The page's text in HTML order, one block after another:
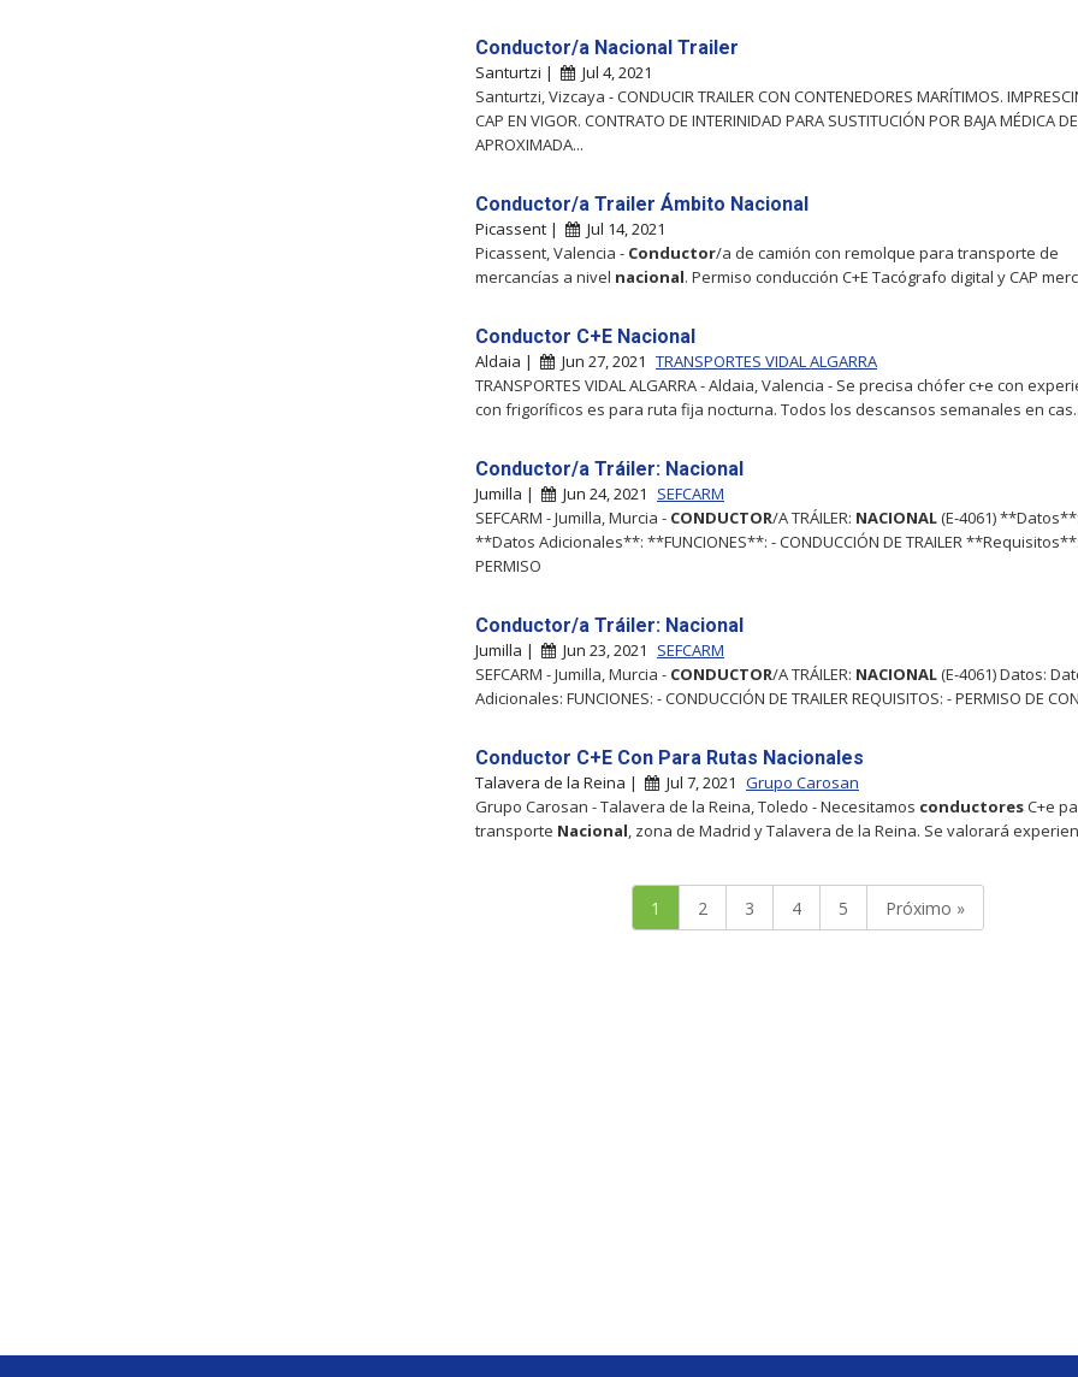
Conductor/a Nacional Trailer
Santurtzi |
Jul 4, 2021
Santurtzi, Vizcaya - CONDUCIR TRAILER CON CONTENEDORES MARÍTIMOS.
CAP EN VIGOR. CONTRATO DE INTERINIDAD PARA SUSTITUCIÓN POR BAJA MÉDICA DE
APROXIMADA...
Conductor/a Trailer Ámbito Nacional
Picassent |
Jul 14, 2021
Picassent, Valencia - Conductor/a de camión con remolque para transporte de
mercancías a nivel nacional. Permiso conducción C+E Tacógrafo digital y CAP
Conductor C+E Nacional
Aldaia | Jun 27, 2021 TRANSPORTES VIDAL ALGARRA
TRANSPORTES VIDAL ALGARRA - Aldaia, Valencia - Se precisa chófer c+e con
con frigoríficos es para ruta fija nocturna. Todos los descansos semanales en
Conductor/a Tráiler: Nacional
Jumilla | Jun 24, 2021
SEFCARM
SEFCARM - Jumilla, Murcia - CONDUCTOR/A TRÁILER: NACIONAL(E-4061) **Datos**:
**Datos Adicionales**: **FUNCIONES**: - CONDUCCIÓN DE TRAILER
PERMISO
Conductor/a Tráiler: Nacional
Jumilla | Jun 23, 2021
SEFCARM
SEFCARM - Jumilla, Murcia - CONDUCTOR/A TRÁILER: NACIONAL(E-4061) Datos:
Adicionales: FUNCIONES: - CONDUCCIÓN DE TRAILER REQUISITOS: - PERMISO DE
Conductor C+E Con Para Rutas Nacionales
Talavera de la Reina | Jul 7, 2021 Grupo Carosan
Grupo Carosan - Talavera de la Reina, Toledo - Necesitamos conductoresC+e
transporte Nacional, zona de Madrid y Talavera de la Reina. Se valorará
1 2 3 4 5 Próximo »